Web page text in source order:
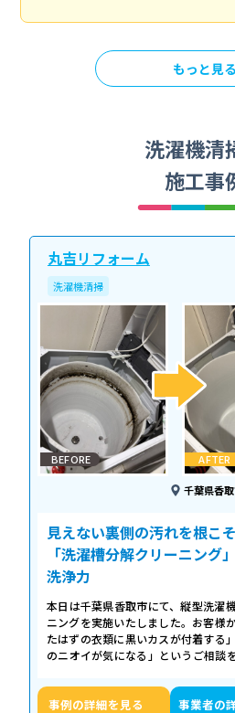
もっと見る
洗濯機清
施工事
丸吉リフォーム
洗濯機清掃
BEFORE AFTER
千葉県香
見えない裏側の汚れを根こ
「洗濯槽分解クリーニング
洗浄力
本日は千葉県香取市にて、縦型洗濯
ニングを実施いたしました。お客様
たはずの衣類に黒いカスが付着する
のニオイが気になる」というご相談
事例の詳細を見る 事業者の